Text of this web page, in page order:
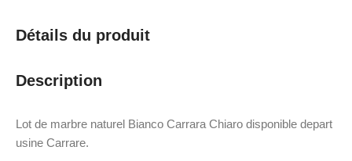
Détails du produit
Description
Lot de marbre naturel Bianco Carrara Chiaro disponible depart
usine Carrare.